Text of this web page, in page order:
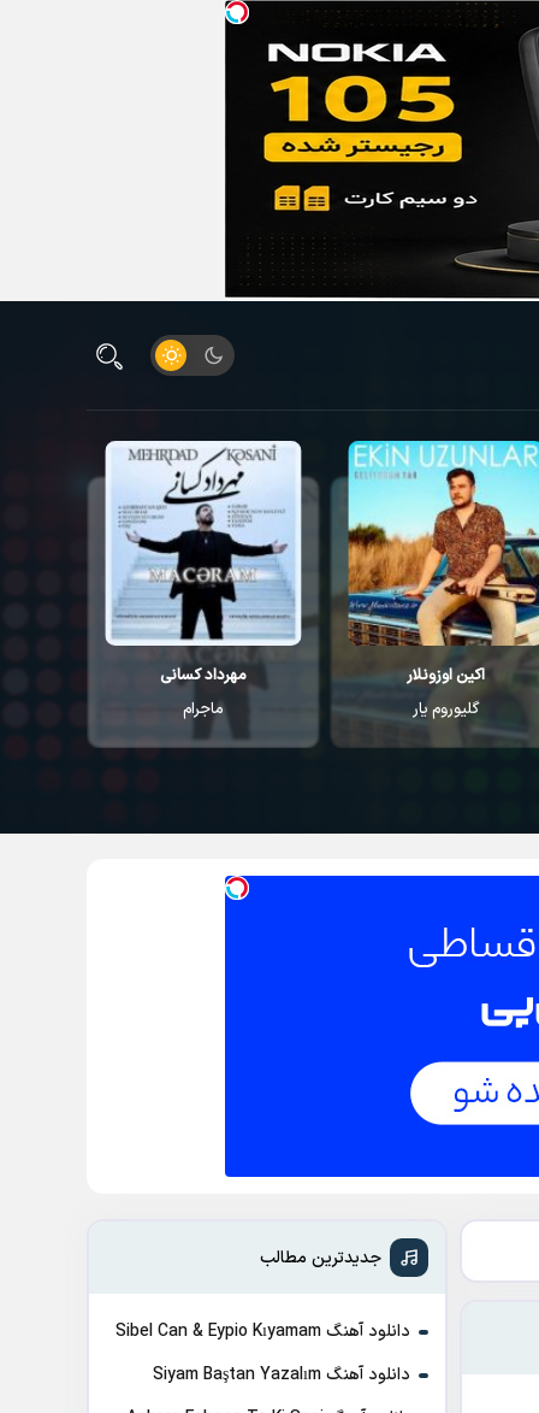
اکین اوزونلار
گلیوروم یار
مهرداد کسانی
ماجرام
جدیدترین مطالب
دانلود آهنگ Sibel Can & Eypio Kıyamam
دانلود آهنگ Siyam Baştan Yazalım